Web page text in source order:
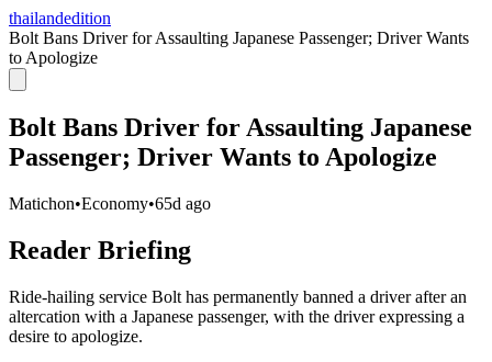
thailandedition
Bolt Bans Driver for Assaulting Japanese Passenger; Driver Wants
to Apologize
Bolt Bans Driver for Assaulting Japanese
Passenger; Driver Wants to Apologize
Matichon•Economy•65d ago
Reader Briefing
Ride-hailing service Bolt has permanently banned a driver after an
altercation with a Japanese passenger, with the driver expressing a
desire to apologize.